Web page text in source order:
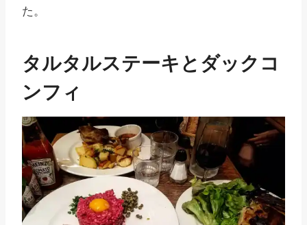
た。
タルタルステーキとダックコ
ンフィ